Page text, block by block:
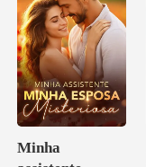
Minha